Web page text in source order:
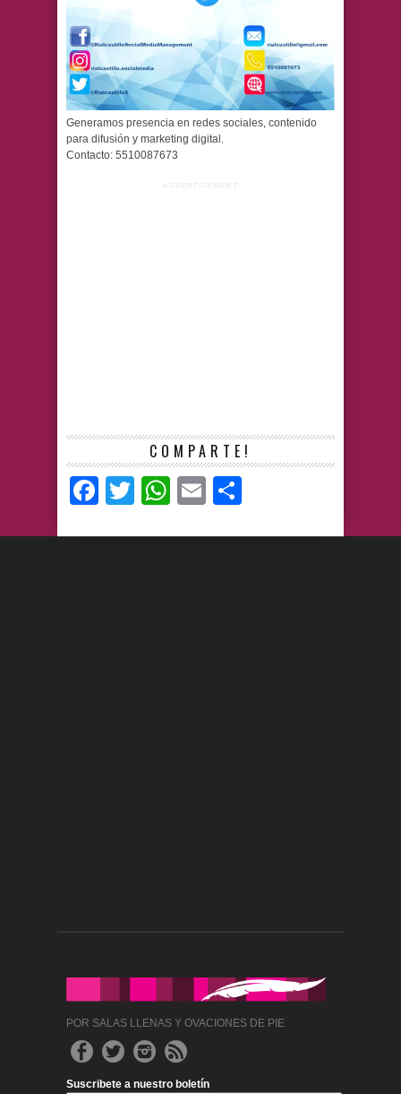
Generamos presencia en redes sociales, contenido
para difusión y marketing digital.
Contacto: 5510087673
ADVERTISEMENT
COMPARTE!
Facebook
TwitterWhatsApp
Email
POR SALAS LLENAS Y OVACIONES DE PIE
Suscribete a nuestro boletín